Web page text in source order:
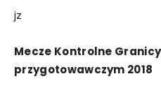
jz
Mecze Kontrolne
przygotowawczym 2018